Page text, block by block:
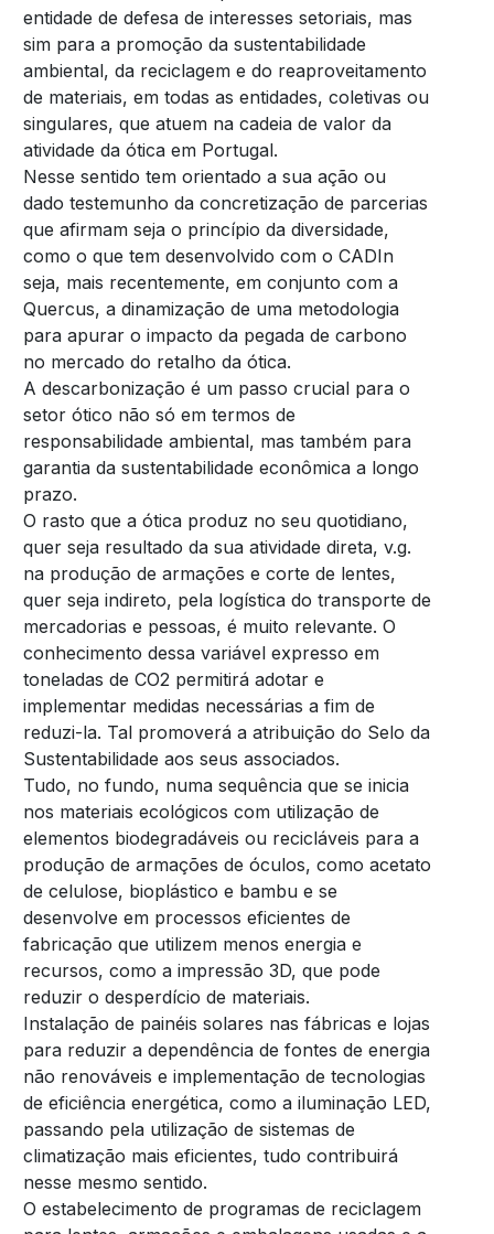
entidade de defesa de interesses setoriais, mas
sim para a promoção da sustentabilidade
ambiental, da reciclagem e do reaproveitamento
de materiais, em todas as entidades, coletivas ou
singulares, que atuem na cadeia de valor da
atividade da ótica em Portugal.
Nesse sentido tem orientado a sua ação ou
dado testemunho da concretização de parcerias
que afirmam seja o princípio da diversidade,
como o que tem desenvolvido com o CADIn
seja, mais recentemente, em conjunto com a
Quercus, a dinamização de uma metodologia
para apurar o impacto da pegada de carbono
no mercado do retalho da ótica.
A descarbonização é um passo crucial para o
setor ótico não só em termos de
responsabilidade ambiental, mas também para
garantia da sustentabilidade econômica a longo
prazo.
O rasto que a ótica produz no seu quotidiano,
quer seja resultado da sua atividade direta, v.g.
na produção de armações e corte de lentes,
quer seja indireto, pela logística do transporte de
mercadorias e pessoas, é muito relevante. O
conhecimento dessa variável expresso em
toneladas de CO2 permitirá adotar e
implementar medidas necessárias a fim de
reduzi-la. Tal promoverá a atribuição do Selo da
Sustentabilidade aos seus associados.
Tudo, no fundo, numa sequência que se inicia
nos materiais ecológicos com utilização de
elementos biodegradáveis ou recicláveis para a
produção de armações de óculos, como acetato
de celulose, bioplástico e bambu e se
desenvolve em processos eficientes de
fabricação que utilizem menos energia e
recursos, como a impressão 3D, que pode
reduzir o desperdício de materiais.
Instalação de painéis solares nas fábricas e lojas
para reduzir a dependência de fontes de energia
não renováveis e implementação de tecnologias
de eficiência energética, como a iluminação LED,
passando pela utilização de sistemas de
climatização mais eficientes, tudo contribuirá
nesse mesmo sentido.
O estabelecimento de programas de reciclagem